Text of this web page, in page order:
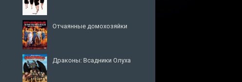
Отчаянные домохозяйки
Драконы: Всадники Олуха